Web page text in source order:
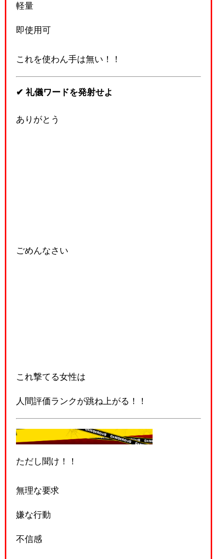
軽量
即使用可
これを使わん手は無い！！
✔ 礼儀ワードを発射せよ
ありがとう
ごめんなさい
これ撃てる女性は
人間評価ランクが跳ね上がる！！
⚠️重要任務通達
ただし聞け！！
無理な要求
嫌な行動
不信感